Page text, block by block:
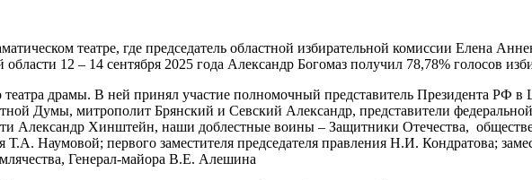
театре, где председатель областной избирательной комиссии Елена
12 – 14 сентября 2025 года Александр Богомаз получил 78,78% голосов
театра драмы. В ней принял участие полномочный представитель Президента
Думы, митрополит Брянский и Севский Александр, представители
Александр Хинштейн, наши доблестные воины – Защитники Отечества,
Т.А. Наумовой; первого заместителя председателя правления Н.И. Кондратова;
Генерал-майора В.Е. Алешина